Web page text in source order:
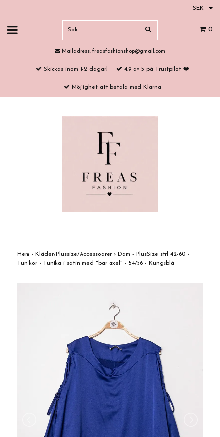
SEK
0
Mailadress: freasfashionshop@gmail.com
Skickas inom 1-2 dagar! 4,9 av 5 på Trustpilot ❤️
Möjlighet att betala med Klarna
Hem › Kläder/Plussize/Accessoarer › Dam - PlusSize strl 42-60 ›
Tunikor › Tunika i satin med "bar axel" - 54/56 - Kungsblå